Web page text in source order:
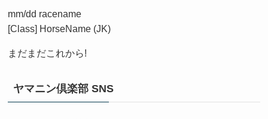
mm/dd racename
[Class] HorseName (JK)
まだまだこれから!
ヤマニン倶楽部 SNS